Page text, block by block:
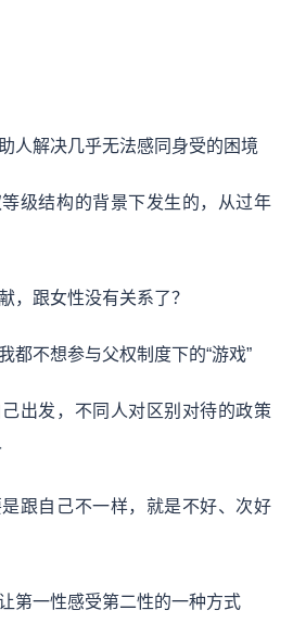
人解决几乎无法感同身受的困境
级结构的背景下发生的，从过年
，跟女性没有关系了？
都不想参与父权制度下的“游戏”
出发，不同人对区别对待的政策
跟自己不一样，就是不好、次好
第一性感受第二性的一种方式